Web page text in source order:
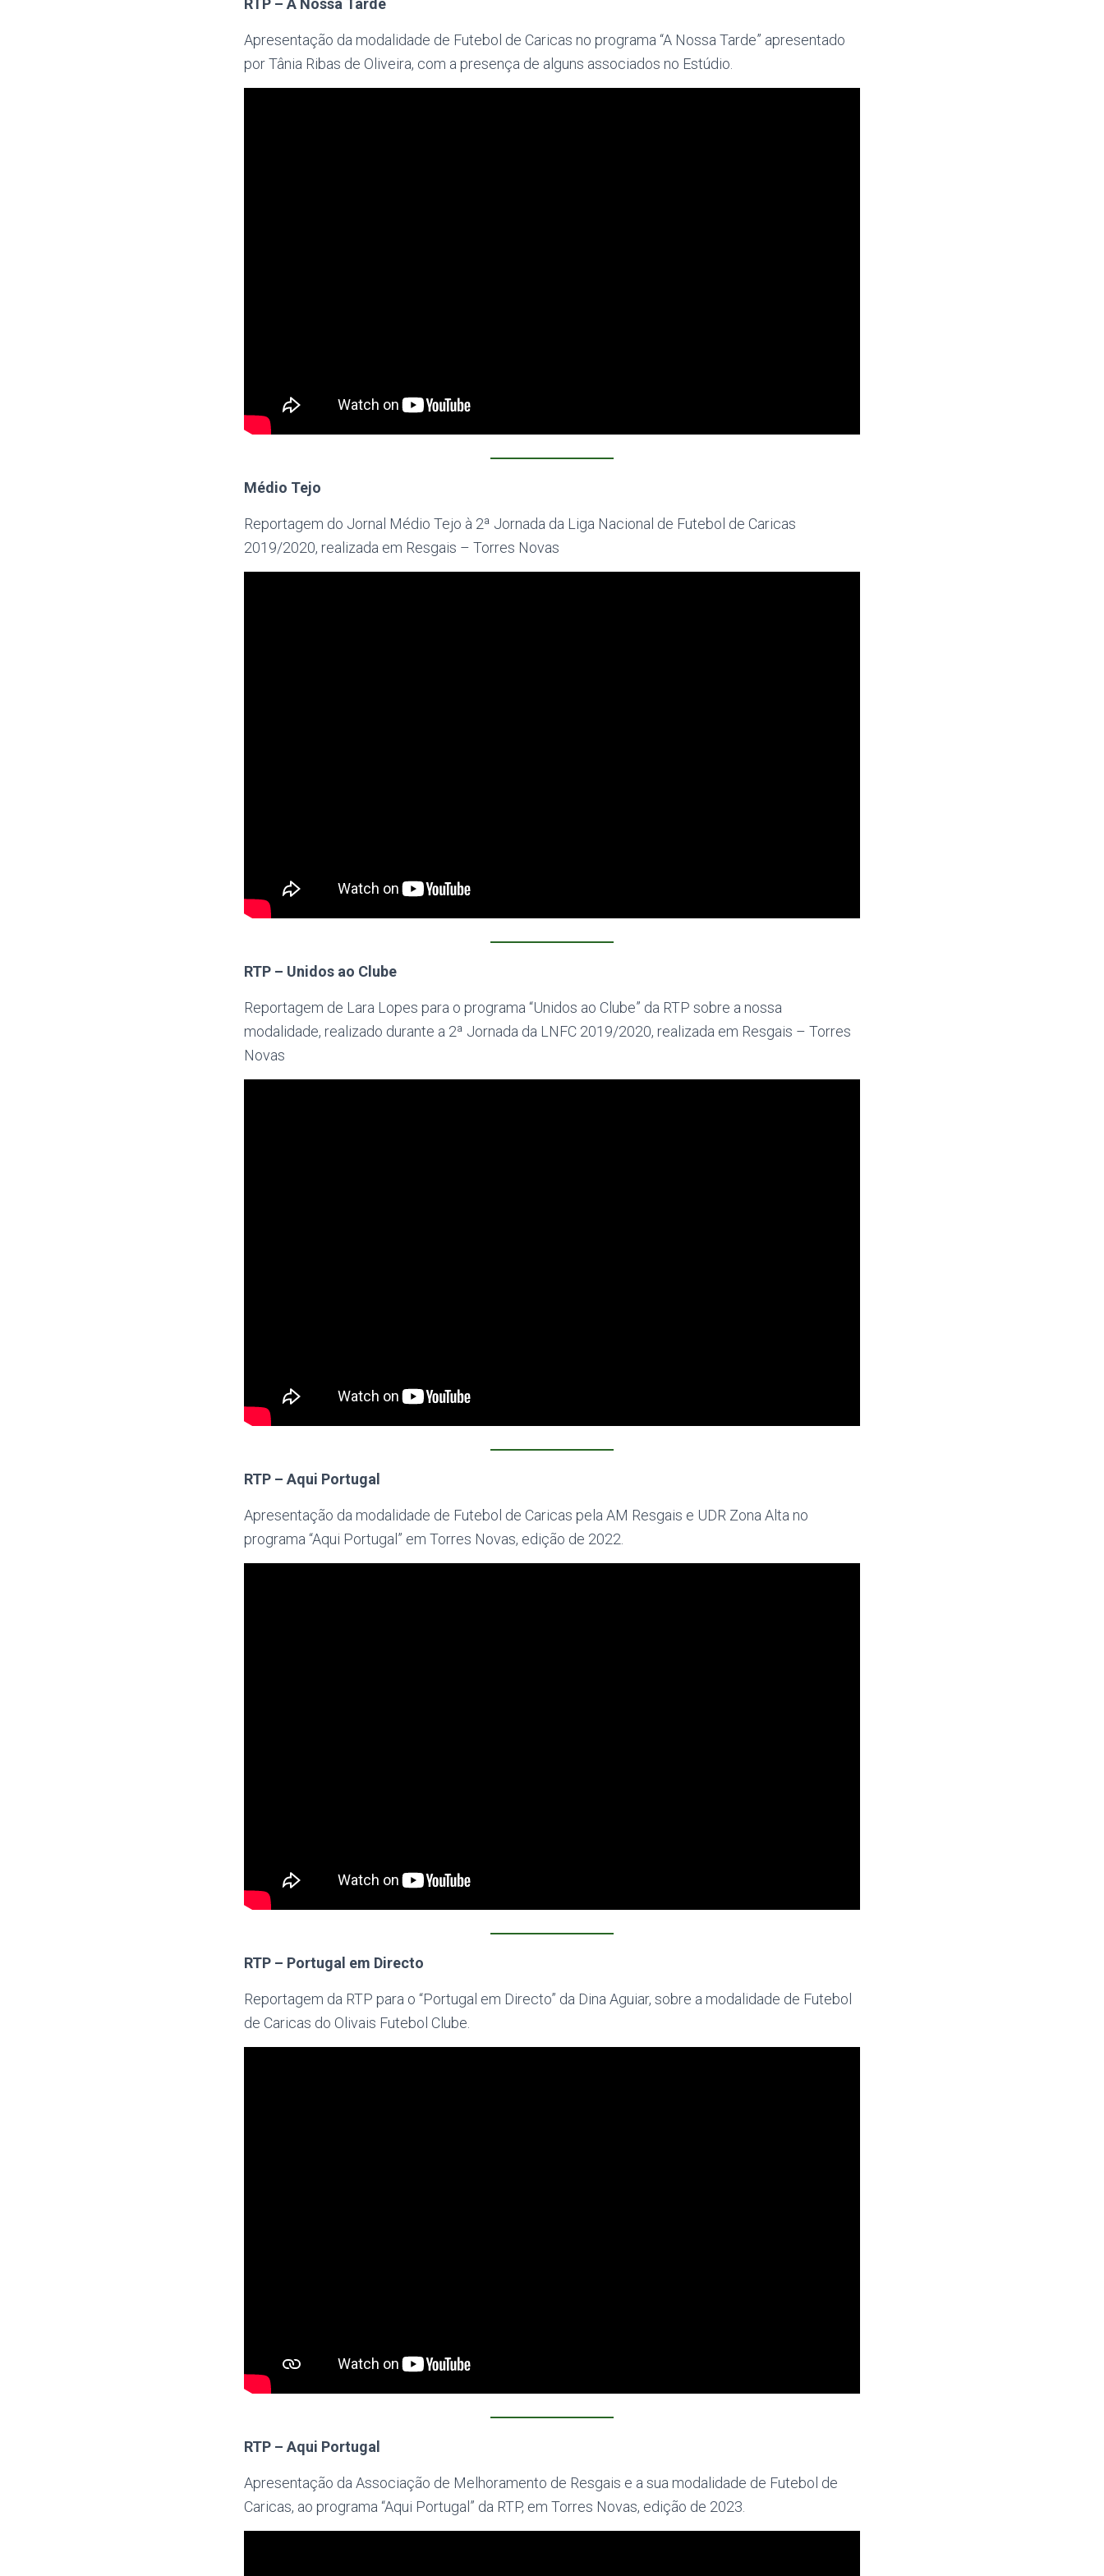
RTP – A Nossa Tarde
Apresentação da modalidade de Futebol de Caricas no programa “A Nossa Tarde” apresentado
por Tânia Ribas de Oliveira, com a presença de alguns associados no Estúdio.
Médio Tejo
Reportagem do Jornal Médio Tejo à 2ª Jornada da Liga Nacional de Futebol de Caricas
2019/2020, realizada em Resgais – Torres Novas
RTP – Unidos ao Clube
Reportagem de Lara Lopes para o programa “Unidos ao Clube” da RTP sobre a nossa
modalidade, realizado durante a 2ª Jornada da LNFC 2019/2020, realizada em Resgais – Torres
Novas
RTP – Aqui Portugal
Apresentação da modalidade de Futebol de Caricas pela AM Resgais e UDR Zona Alta no
programa “Aqui Portugal” em Torres Novas, edição de 2022.
RTP – Portugal em Directo
Reportagem da RTP para o “Portugal em Directo” da Dina Aguiar, sobre a modalidade de Futebol
de Caricas do Olivais Futebol Clube.
RTP – Aqui Portugal
Apresentação da Associação de Melhoramento de Resgais e a sua modalidade de Futebol de
Caricas, ao programa “Aqui Portugal” da RTP, em Torres Novas, edição de 2023.